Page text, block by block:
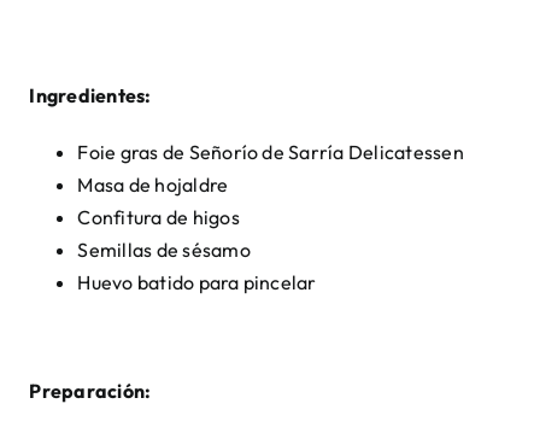
Ingredientes:
Foie gras de Señorío de Sarría Delicatessen
Masa de hojaldre
Confitura de higos
Semillas de sésamo
Huevo batido para pincelar
Preparación: